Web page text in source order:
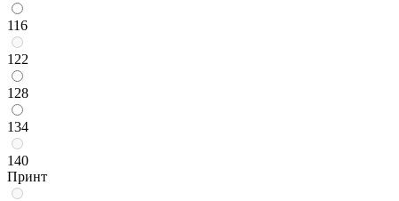
116
122
128
134
140
Принт